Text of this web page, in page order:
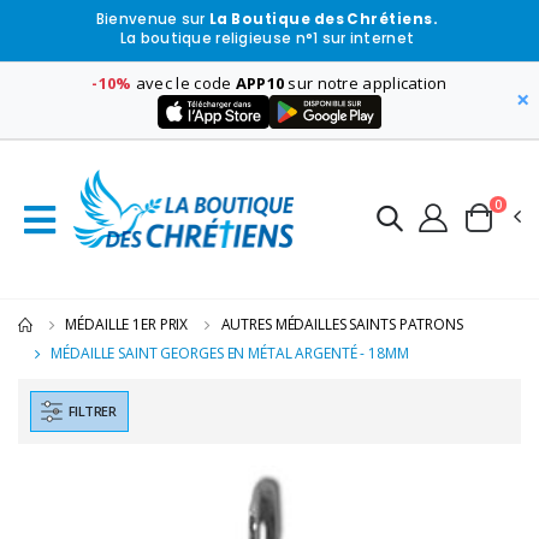
Bienvenue sur La Boutique des Chrétiens.
La boutique religieuse n°1 sur internet
-10% avec le code APP10 sur notre application
×
0
MÉDAILLE 1ER PRIX
AUTRES MÉDAILLES SAINTS PATRONS
MÉDAILLE SAINT GEORGES EN MÉTAL ARGENTÉ - 18MM
FILTRER